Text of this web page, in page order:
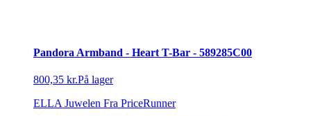
Pandora Armband - Heart T-Bar - 589285C00
800,35 kr.På lager
ELLA Juwelen Fra PriceRunner